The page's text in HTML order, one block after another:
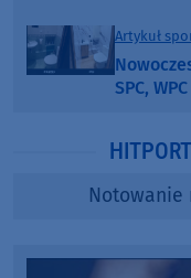
Artykuł
SPC,
HITPORT
Notowanie